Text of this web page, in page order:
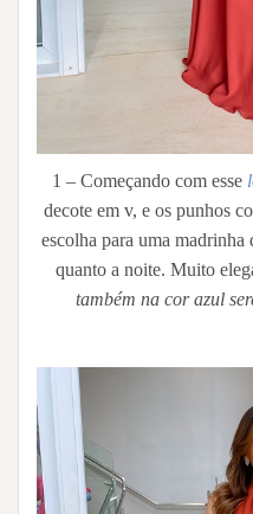
1 – Começando com esse
decote em v, e os punhos
escolha para uma madrinha
quanto a noite. Muito
também na cor azul